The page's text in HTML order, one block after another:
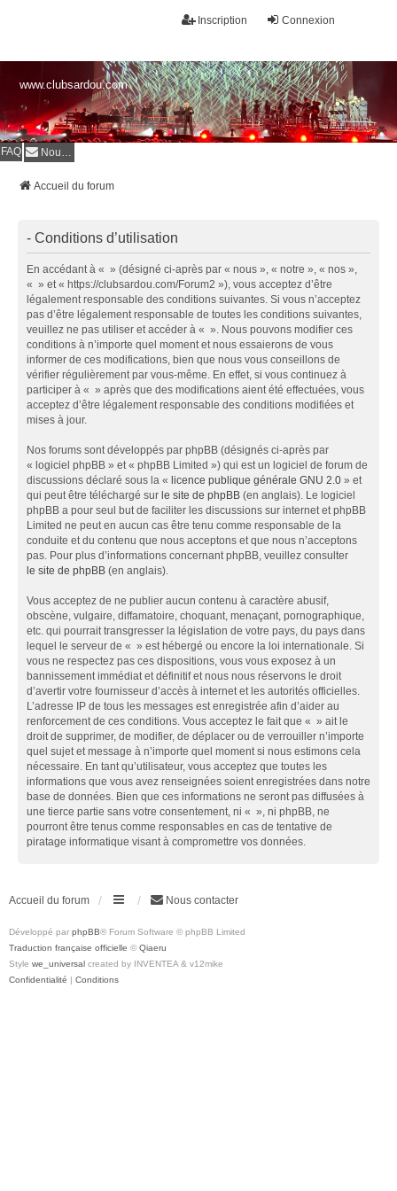
Connexion
Inscription
www.clubsardou.com
FAQ Nous contacter
Accueil du forum
- Conditions d’utilisation
En accédant à « » (désigné ci-après par « nous », « notre », « nos »,
« » et « https://clubsardou.com/Forum2 »), vous acceptez d’être
légalement responsable des conditions suivantes. Si vous n’acceptez
pas d’être légalement responsable de toutes les conditions suivantes,
veuillez ne pas utiliser et accéder à « ». Nous pouvons modifier ces
conditions à n’importe quel moment et nous essaierons de vous
informer de ces modifications, bien que nous vous conseillons de
vérifier régulièrement par vous-même. En effet, si vous continuez à
participer à « » après que des modifications aient été effectuées, vous
acceptez d’être légalement responsable des conditions modifiées et
mises à jour.
Nos forums sont développés par phpBB (désignés ci-après par
« logiciel phpBB » et « phpBB Limited ») qui est un logiciel de forum de
discussions déclaré sous la « licence publique générale GNU 2.0 » et
qui peut être téléchargé sur le site de phpBB (en anglais). Le logiciel
phpBB a pour seul but de faciliter les discussions sur internet et phpBB
Limited ne peut en aucun cas être tenu comme responsable de la
conduite et du contenu que nous acceptons et que nous n’acceptons
pas. Pour plus d’informations concernant phpBB, veuillez consulter
le site de phpBB (en anglais).
Vous acceptez de ne publier aucun contenu à caractère abusif,
obscène, vulgaire, diffamatoire, choquant, menaçant, pornographique,
etc. qui pourrait transgresser la législation de votre pays, du pays dans
lequel le serveur de « » est hébergé ou encore la loi internationale. Si
vous ne respectez pas ces dispositions, vous vous exposez à un
bannissement immédiat et définitif et nous nous réservons le droit
d’avertir votre fournisseur d’accès à internet et les autorités officielles.
L’adresse IP de tous les messages est enregistrée afin d’aider au
renforcement de ces conditions. Vous acceptez le fait que « » ait le
droit de supprimer, de modifier, de déplacer ou de verrouiller n’importe
quel sujet et message à n’importe quel moment si nous estimons cela
nécessaire. En tant qu’utilisateur, vous acceptez que toutes les
informations que vous avez renseignées soient enregistrées dans notre
base de données. Bien que ces informations ne seront pas diffusées à
une tierce partie sans votre consentement, ni « », ni phpBB, ne
pourront être tenus comme responsables en cas de tentative de
piratage informatique visant à compromettre vos données.
Accueil du forum Nous contacter
Développé par phpBB® Forum Software © phpBB Limited
Traduction française officielle © Qiaeru
Style we_universal created by INVENTEA & v12mike
Confidentialité | Conditions